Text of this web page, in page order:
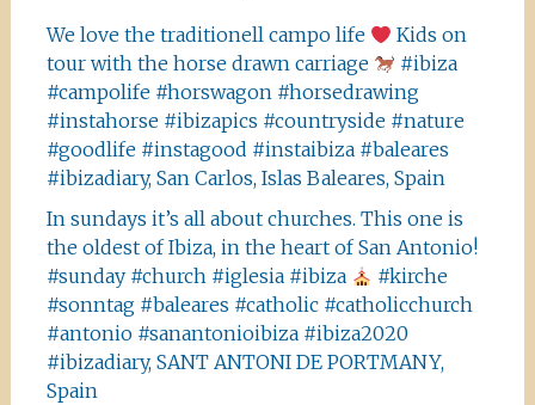
We love the traditionell campo life
Kids on
tour with the horse drawn carriage
#ibiza
#campolife #horswagon #horsedrawing
#instahorse #ibizapics #countryside #nature
#goodlife #instagood #instaibiza #baleares
#ibizadiary, San Carlos, Islas Baleares, Spain
In sundays it’s all about churches. This one is
the oldest of Ibiza, in the heart of San Antonio!
#sunday #church #iglesia #ibiza
#kirche
#sonntag #baleares #catholic #catholicchurch
#antonio #sanantonioibiza #ibiza2020
#ibizadiary, SANT ANTONI DE PORTMANY,
Spain